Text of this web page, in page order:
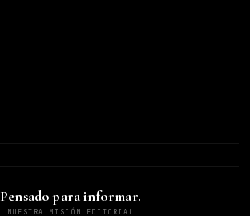
Pensado para informar.
NUESTRA MISIÓN EDITORIAL